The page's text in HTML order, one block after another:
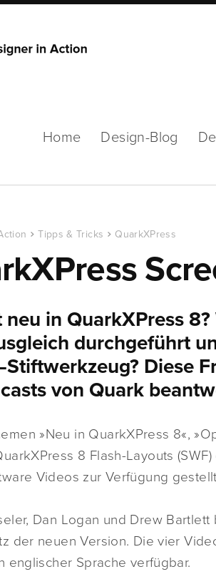
Home Design-Blog
Tipps & Tricks QuarkXPress
neu in QuarkXPress
durchgeführt
Diese
von Quark
»Neu in QuarkXPress 8«,
8 Flash-Layouts
Videos zur Verfügung
Dan Logan und Drew
der neuen Version. Die vier
englischer Sprache verfügbar.